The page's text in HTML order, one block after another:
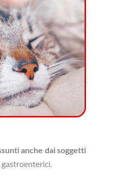
anche dai soggetti
gastroenterici.